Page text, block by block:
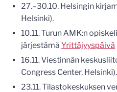
27.–30.10. Helsingin
Helsinki).
10.11. Turun AMK:n
järjestämäYrittäjyyspäivä
16.11. Viestinnän
Congress Center, Helsinki).
23.11. Tilastokeskuksen